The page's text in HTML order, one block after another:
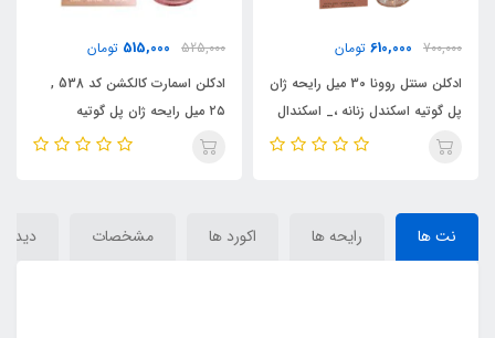
525,000
515,000
۲۵ میل رایحه ژان پل گوتیه
اسکندل_ اسکندال Scandal
620,000
520,000 تومان
ادکلن اسکندانت بله سلین له
پارفوم ، 50 میل فراگرنس ورد رایحه
ژان پل گوتیه اسکندل له پرفیوم _
نت ها رایحه ها اکورد ها مشخصات